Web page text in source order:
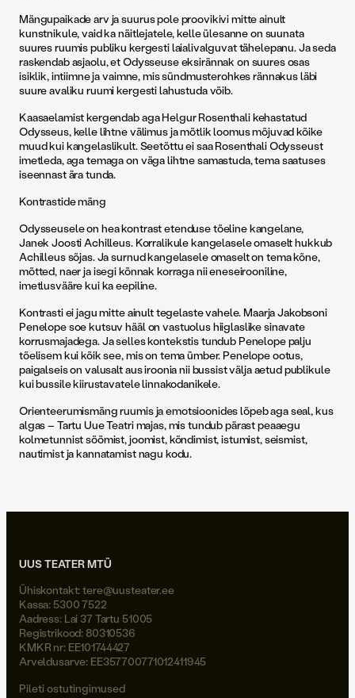
Mängupaikade arv ja suurus pole proovikivi mitte ainult
kunstnikule, vaid ka näitlejatele, kelle ülesanne on suunata
suures ruumis publiku kergesti laialivalguvat tähelepanu. Ja seda
raskendab asjaolu, et Odysseuse eksirännak on suures osas
isiklik, intiimne ja vaimne, mis sündmusterohkes rännakus läbi
suure avaliku ruumi kergesti lahustuda võib.
Kaasaelamist kergendab aga Helgur Rosenthali kehastatud
Odysseus, kelle lihtne välimus ja mõtlik loomus mõjuvad kõike
muud kui kangelaslikult. Seetõttu ei saa Rosenthali Odysseust
imetleda, aga temaga on väga lihtne samastuda, tema saatuses
iseennast ära tunda.
Kontrastide mäng
Odysseusele on hea kontrast etenduse tõeline kangelane,
Janek Joosti Achilleus. Korralikule kangelasele omaselt hukkub
Achilleus sõjas. Ja surnud kangelasele omaselt on tema kõne,
mõtted, naer ja isegi kõnnak korraga nii eneseirooniline,
imetlusvääre kui ka eepiline.
Kontrasti ei jagu mitte ainult tegelaste vahele. Maarja Jakobsoni
Penelope soe kutsuv hääl on vastuolus hiiglaslike sinavate
korrusmajadega. Ja selles kontekstis tundub Penelope palju
tõelisem kui kõik see, mis on tema ümber. Penelope ootus,
paigalseis on valusalt aus iroonia nii bussist välja aetud publikule
kui bussile kiirustavatele linnakodanikele.
Orienteerumismäng ruumis ja emotsioonides lõpeb aga seal, kus
algas – Tartu Uue Teatri majas, mis tundub pärast peaaegu
kolmetunnist söömist, joomist, kõndimist, istumist, seismist,
nautimist ja kannatamist nagu kodu.
UUS TEATER MTÜ
Ühiskontakt:tere@uusteater.ee
Kassa: 5300 7522
Aadress: Lai 37 Tartu 51005
Registrikood: 80310536
KMKR nr: EE101744427
Arveldusarve: EE357700771012411945
Pileti ostutingimused